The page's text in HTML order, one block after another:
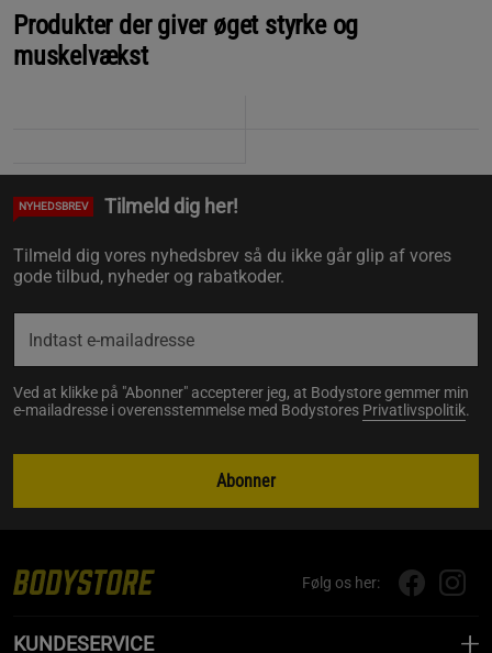
Produkter der giver øget styrke og
muskelvækst
NYHEDSBREV Tilmeld dig her!
Tilmeld dig vores nyhedsbrev så du ikke går glip af vores
gode tilbud, nyheder og rabatkoder.
Ved at klikke på "Abonner" accepterer jeg, at Bodystore gemmer min
e-mailadresse i overensstemmelse med Bodystores Privatlivspolitik.
Abonner
Følg os her:
KUNDESERVICE